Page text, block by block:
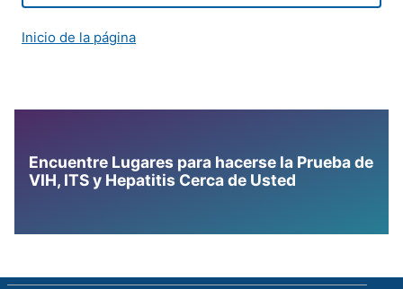
Inicio de la página
Encuentre Lugares para hacerse la Prueba de
VIH, ITS y Hepatitis Cerca de Usted